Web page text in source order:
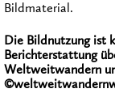
Bildmaterial.
Die Bildnutzung ist
Berichterstattung
Weltweitwandern